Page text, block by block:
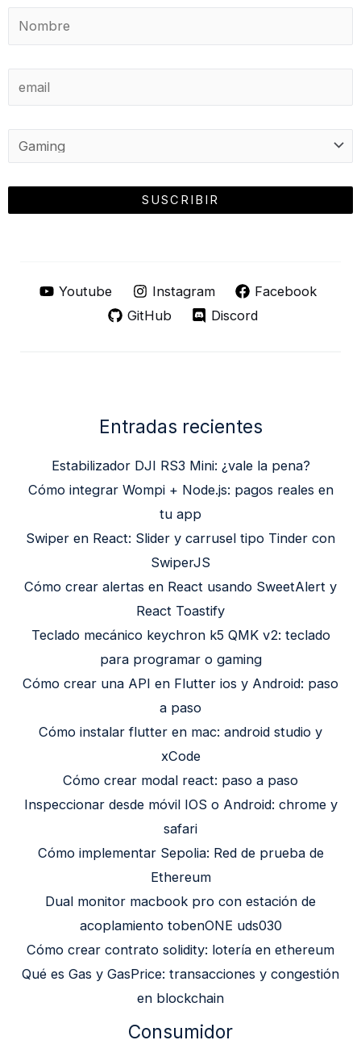
Youtube Instagram
Facebook
GitHub
Discord
Entradas recientes
Estabilizador DJI RS3 Mini: ¿vale la pena?
Cómo integrar Wompi + Node.js: pagos reales en
tu app
Swiper en React: Slider y carrusel tipo Tinder con
SwiperJS
Cómo crear alertas en React usando SweetAlert y
React Toastify
Teclado mecánico keychron k5 QMK v2: teclado
para programar o gaming
Cómo crear una API en Flutter ios y Android: paso
a paso
Cómo instalar flutter en mac: android studio y
xCode
Cómo crear modal react: paso a paso
Inspeccionar desde móvil IOS o Android: chrome y
safari
Cómo implementar Sepolia: Red de prueba de
Ethereum
Dual monitor macbook pro con estación de
acoplamiento tobenONE uds030
Cómo crear contrato solidity: lotería en ethereum
Qué es Gas y GasPrice: transacciones y congestión
en blockchain
Consumidor